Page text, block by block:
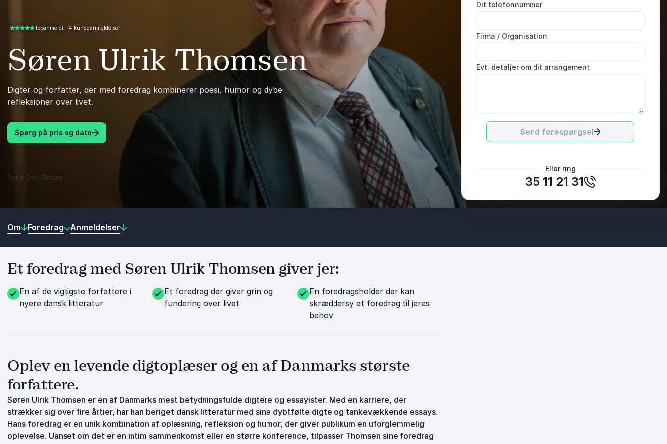
Søren Ulrik Thomsen
Digter og forfatter, der med foredrag kombinerer poesi, humor og dybe
refleksioner over livet.
Spørg på pris og dato
4.86 ud af 5Topanmeldt! 14 kundeanmeldelser
Foto: Dirk Skibae
Dit telefonnummer
Firma / Organisation
Evt. detaljer om dit arrangement
Send forespørgsel
Eller ring
35 11 21 31
Kjellerup Valgmenighed
Om Foredrag Anmeldelser
Et foredrag med Søren Ulrik Thomsen giver jer:
En af de vigtigste forfattere i
nyere dansk litteratur
Et foredrag der giver grin og
fundering over livet
En foredragsholder der kan
skræddersy et foredrag til jeres
behov
Oplev en levende digtoplæser og en af Danmarks største
forfattere.
Søren Ulrik Thomsen er en af Danmarks mest betydningsfulde digtere og essayister. Med en karriere, der
strækker sig over fire årtier, har han beriget dansk litteratur med sine dybtfølte digte og tankevækkende essays.
Hans foredrag er en unik kombination af oplæsning, refleksion og humor, der giver publikum en uforglemmelig
oplevelse. Uanset om det er en intim sammenkomst eller en større konference, tilpasser Thomsen sine foredrag